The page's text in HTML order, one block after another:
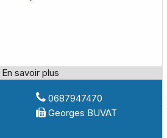
0687947470
Georges BUVAT